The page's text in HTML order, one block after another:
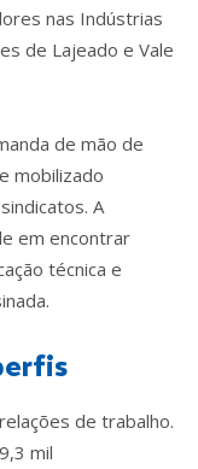
nas Indústrias
de Lajeado e Vale
de mão de
mobilizado
A
em encontrar
técnica e
de trabalho.
mil